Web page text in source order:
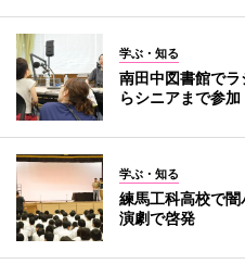
学ぶ・知る
南田中図書館で
らシニアまで参加
学ぶ・知る
練馬工科高校で
演劇で啓発